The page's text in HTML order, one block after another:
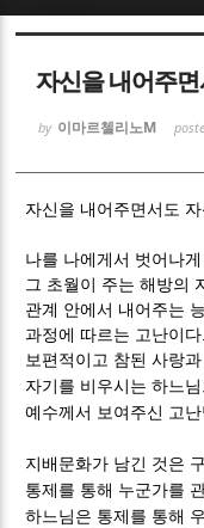
자신을 내어주
by 이마르첼리노M
자신을 내어주면서도
나를 나에게서 벗어나
그 초월이 주는 해방의
관계 안에서 내어주는
과정에 따르는 고난이다
보편적이고 참된 사랑
자기를 비우시는 하느
예수께서 보여주신 고
지배문화가 남긴 것은
통제를 통해 누군가를
하느님은 통제를 통해